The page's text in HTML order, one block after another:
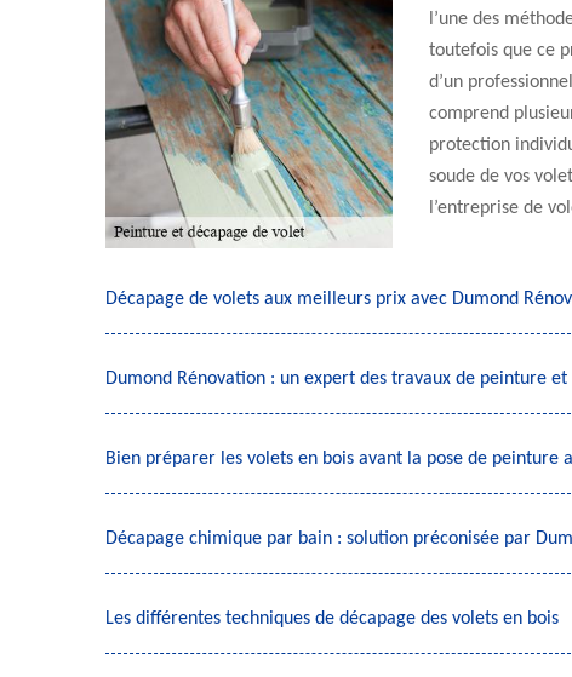
l’une des
toutefois que ce
d’un
comprend
protection
soude de vos
l’entreprise de
Décapage de volets aux meilleurs prix avec Dumond
Dumond Rénovation : un expert des travaux de peinture
Bien préparer les volets en bois avant la pose de peinture
Décapage chimique par bain : solution préconisée par
Les différentes techniques de décapage des volets en bois